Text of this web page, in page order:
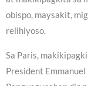
obispo, maysakit,
relihiyoso.
Sa Paris,
President